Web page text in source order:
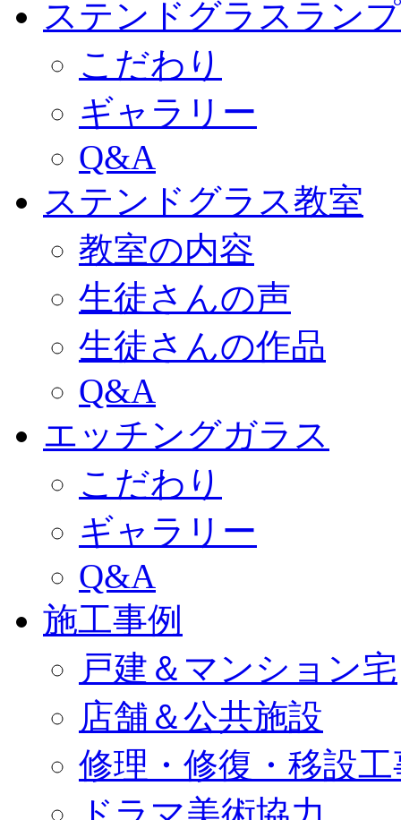
ステンドグラスランプ
こだわり
ギャラリー
Q&A
ステンドグラス教室
教室の内容
生徒さんの声
生徒さんの作品
Q&A
エッチングガラス
こだわり
ギャラリー
Q&A
施工事例
戸建＆マンション宅
店舗＆公共施設
修理・修復・移設工